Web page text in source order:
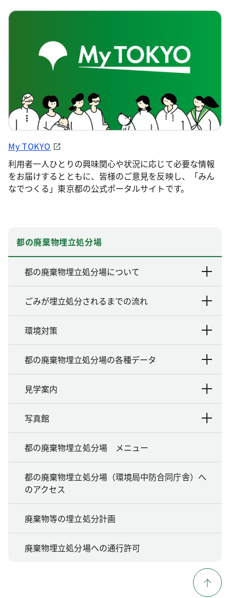
My TOKYO
利用者一人ひとりの興味関心や状況に応じて必要な情報
をお届けするとともに、皆様のご意見を反映し、「みん
なでつくる」東京都の公式ポータルサイトです。
都の廃棄物埋立処分場
都の廃棄物埋立処分場について
ごみが埋立処分されるまでの流れ
環境対策
都の廃棄物埋立処分場の各種データ
見学案内
写真館
都の廃棄物埋立処分場 メニュー
都の廃棄物埋立処分場（環境局中防合同庁舎）へ
のアクセス
廃棄物等の埋立処分計画
廃棄物埋立処分場への通行許可